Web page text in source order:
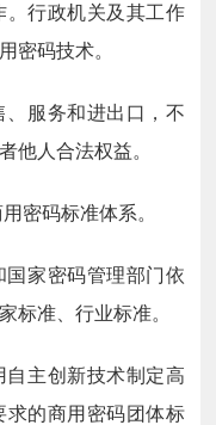
。行政机关及其工作
密码技术。
服务和进出口，不
他人合法权益。
密码标准体系。
国家密码管理部门依
标准、行业标准。
自主创新技术制定高
求的商用密码团体标